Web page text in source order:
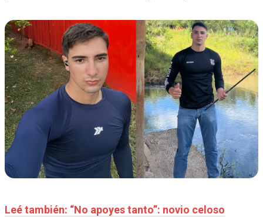
Leé también: “No apoyes tanto”: novio celoso